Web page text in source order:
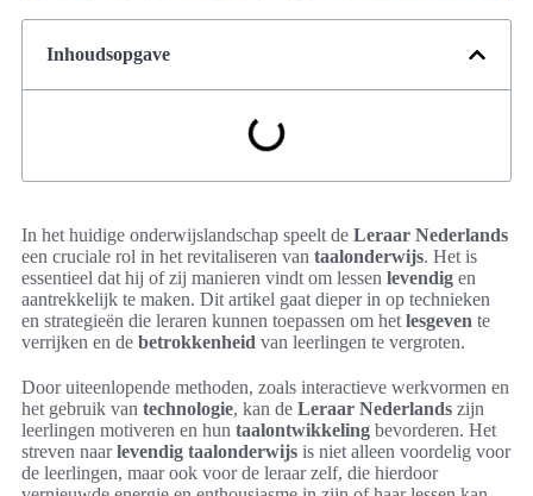
Inhoudsopgave
In het huidige onderwijslandschap speelt de Leraar Nederlands
een cruciale rol in het revitaliseren van taalonderwijs. Het is
essentieel dat hij of zij manieren vindt om lessen levendig en
aantrekkelijk te maken. Dit artikel gaat dieper in op technieken
en strategieën die leraren kunnen toepassen om het lesgeven te
verrijken en de betrokkenheid van leerlingen te vergroten.
Door uiteenlopende methoden, zoals interactieve werkvormen en
het gebruik van technologie, kan de Leraar Nederlands zijn
leerlingen motiveren en hun taalontwikkeling bevorderen. Het
streven naarlevendig taalonderwijs is niet alleen voordelig voor
de leerlingen, maar ook voor de leraar zelf, die hierdoor